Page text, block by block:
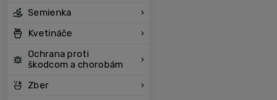
Semienka
Kvetináče
Ochrana proti
škodcom a chorobám
Zber